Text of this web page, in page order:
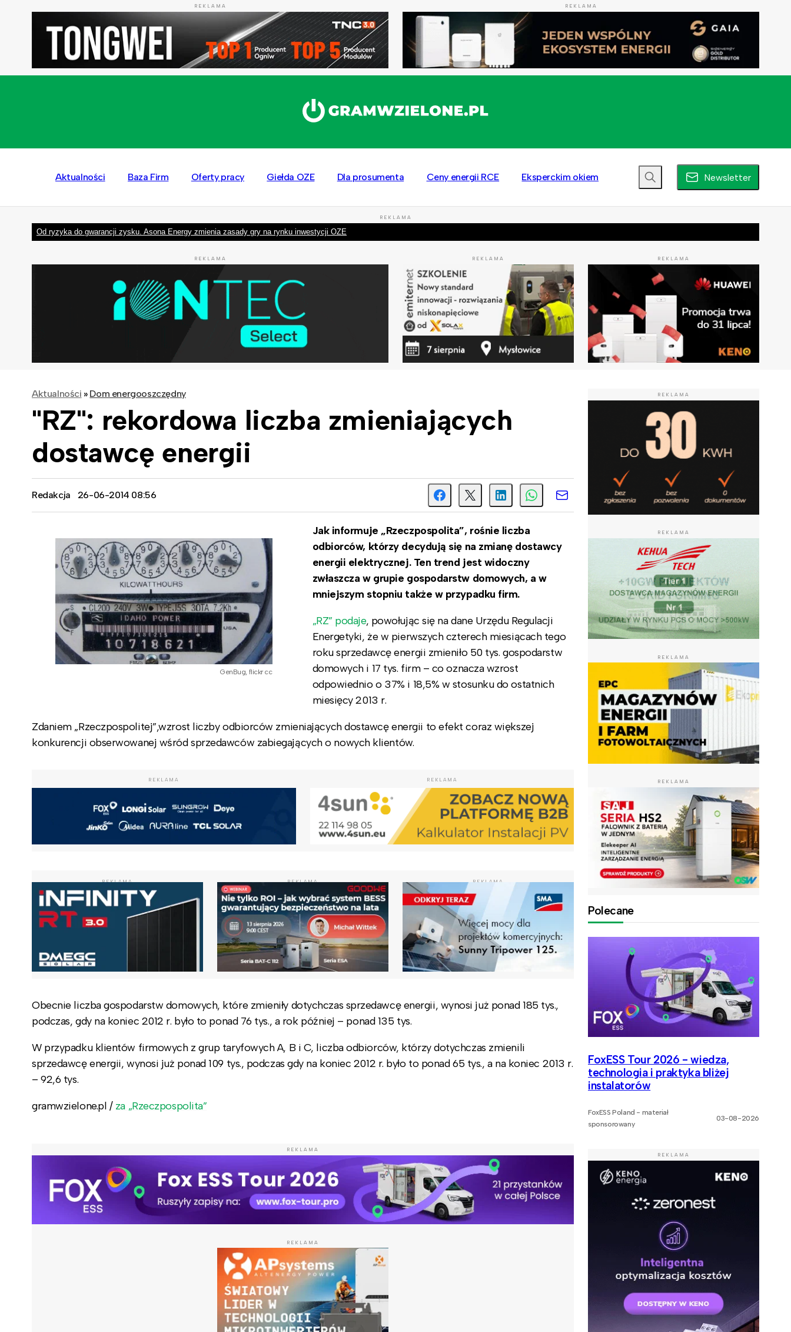
REKLAMA REKLAMA
Aktualności Baza Firm Oferty pracy Giełda OZE Dla prosumenta Ceny energii RCE Eksperckim okiem Newsletter
REKLAMA
Od ryzyka do gwarancji zysku. Asona Energy zmienia zasady gry na rynku inwestycji OZE
REKLAMA REKLAMA REKLAMA
Aktualności » Dom energooszczędny
"RZ": rekordowa liczba zmieniających
dostawcę energii
Redakcja 26-06-2014 08:56
GenBug, flickr cc
Jak informuje „Rzeczpospolita”, rośnie liczba
odbiorców, którzy decydują się na zmianę dostawcy
energii elektrycznej. Ten trend jest widoczny
zwłaszcza w grupie gospodarstw domowych, a w
mniejszym stopniu także w przypadku firm.
„RZ” podaje, powołując się na dane Urzędu Regulacji
Energetyki, że w pierwszych czterech miesiącach tego
roku sprzedawcę energii zmieniło 50 tys. gospodarstw
domowych i 17 tys. firm – co oznacza wzrost
odpowiednio o 37% i 18,5% w stosunku do ostatnich
miesięcy 2013 r.
Zdaniem „Rzeczpospolitej”,wzrost liczby odbiorców zmieniających dostawcę energii to efekt coraz większej
konkurencji obserwowanej wśród sprzedawców zabiegających o nowych klientów.
REKLAMA REKLAMA
REKLAMA REKLAMA REKLAMA
Obecnie liczba gospodarstw domowych, które zmieniły dotychczas sprzedawcę energii, wynosi już ponad 185 tys.,
podczas, gdy na koniec 2012 r. było to ponad 76 tys., a rok później – ponad 135 tys.
W przypadku klientów firmowych z grup taryfowych A, B i C, liczba odbiorców, którzy dotychczas zmienili
sprzedawcę energii, wynosi już ponad 109 tys., podczas gdy na koniec 2012 r. było to ponad 65 tys., a na koniec 2013 r.
– 92,6 tys.
gramwzielone.pl / za „Rzeczpospolita”
REKLAMA
REKLAMA
REKLAMA
REKLAMA
REKLAMA
REKLAMA
Polecane
FoxESS Tour 2026 - wiedza,
technologia i praktyka bliżej
instalatorów
FoxESS Poland - materiał
sponsorowany
03-08-2026
REKLAMA